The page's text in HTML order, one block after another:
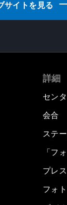
イトを見る
詳細
セン
会合
ステ
「フ
プレ
フォ